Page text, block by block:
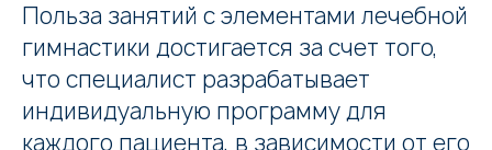
Польза занятий с элементами лечебной
гимнастики достигается за счет того,
что специалист разрабатывает
индивидуальную программу для
каждого пациента, в зависимости от его